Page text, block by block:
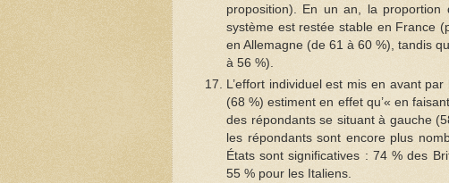
proposition). En un an, la proportion
système est restée stable en France
en Allemagne (de 61 à 60 %), tandis
à 56 %).
L’effort individuel est mis en avant
(68 %) estiment en effet qu’« en
des répondants se situant à gauche
les répondants sont encore plus
États sont significatives : 74 % des
55 % pour les Italiens.